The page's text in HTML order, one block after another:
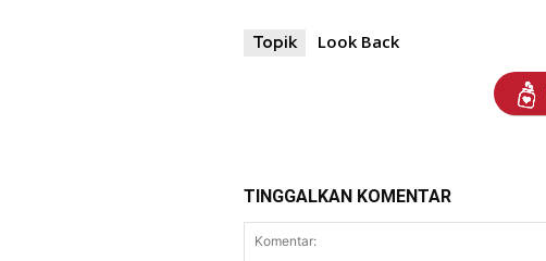
Topik Look Back
TINGGALKAN KOMENTAR